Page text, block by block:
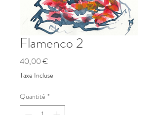
Flamenco 2
40,00 €
Taxe Incluse
Quantité *